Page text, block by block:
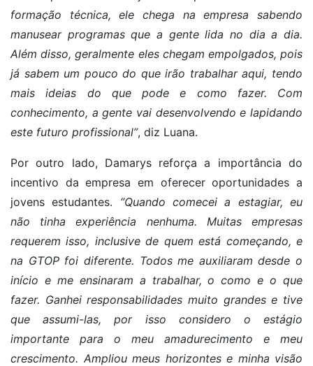
formação técnica, ele chega na empresa sabendo
manusear programas que a gente lida no dia a dia.
Além disso, geralmente eles chegam empolgados, pois
já sabem um pouco do que irão trabalhar aqui, tendo
mais ideias do que pode e como fazer. Com
conhecimento, a gente vai desenvolvendo e lapidando
este futuro profissional”, diz Luana.
Por outro lado, Damarys reforça a importância do
incentivo da empresa em oferecer oportunidades a
jovens estudantes. “Quando comecei a estagiar, eu
não tinha experiência nenhuma. Muitas empresas
requerem isso, inclusive de quem está começando, e
na GTOP foi diferente. Todos me auxiliaram desde o
início e me ensinaram a trabalhar, o como e o que
fazer. Ganhei responsabilidades muito grandes e tive
que assumi-las, por isso considero o estágio
importante para o meu amadurecimento e meu
crescimento. Ampliou meus horizontes e minha visão